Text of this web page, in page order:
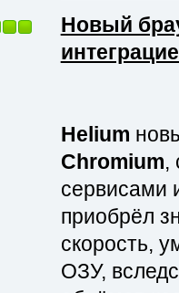
Новый
Helium
Chromium,
сервисами
приобрёл
скорость,
ОЗУ,